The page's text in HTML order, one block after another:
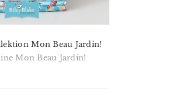
Mon Beau Jardin!
Mon Beau Jardin!